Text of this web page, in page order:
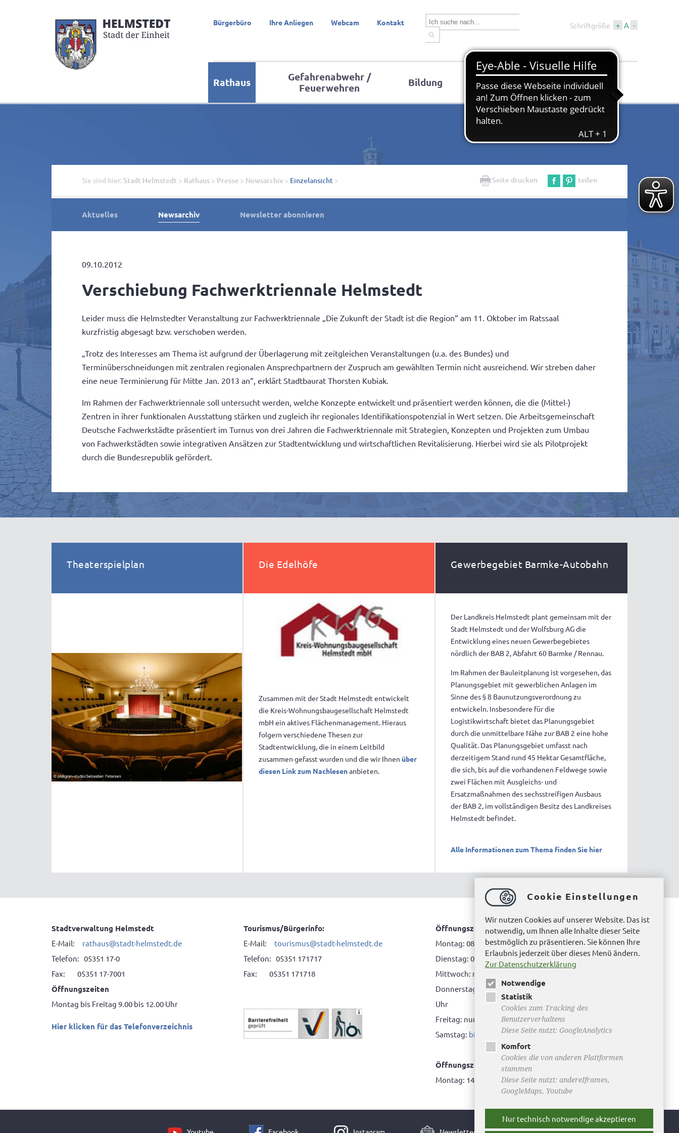
Bürgerbüro Ihre Anliegen Webcam Kontakt Schriftgröße + A -
Rathaus
Gefahrenabwehr /
Feuerwehren
Bildung
Wirtschaft &
Bauen
Tourismus &
Kultur
Sie sind hier: Stadt Helmstedt > Rathaus > Presse > Newsarchiv > Einzelansicht > Seite drucken teilen
Aktuelles Newsarchiv Newsletter abonnieren
09.10.2012
Verschiebung Fachwerktriennale Helmstedt
Leider muss die Helmstedter Veranstaltung zur Fachwerktriennale „Die Zukunft der Stadt ist die Region“ am 11. Oktober im Ratssaal
kurzfristig abgesagt bzw. verschoben werden.
„Trotz des Interesses am Thema ist aufgrund der Überlagerung mit zeitgleichen Veranstaltungen (u.a. des Bundes) und
Terminüberschneidungen mit zentralen regionalen Ansprechpartnern der Zuspruch am gewählten Termin nicht ausreichend. Wir streben daher
eine neue Terminierung für Mitte Jan. 2013 an“, erklärt Stadtbaurat Thorsten Kubiak.
Im Rahmen der Fachwerktriennale soll untersucht werden, welche Konzepte entwickelt und präsentiert werden können, die die (Mittel-)
Zentren in ihrer funktionalen Ausstattung stärken und zugleich ihr regionales Identifikationspotenzial in Wert setzen. Die Arbeitsgemeinschaft
Deutsche Fachwerkstädte präsentiert im Turnus von drei Jahren die Fachwerktriennale mit Strategien, Konzepten und Projekten zum Umbau
von Fachwerkstädten sowie integrativen Ansätzen zur Stadtentwicklung und wirtschaftlichen Revitalisierung. Hierbei wird sie als Pilotprojekt
durch die Bundesrepublik gefördert.
Theaterspielplan Die Edelhöfe
Zusammen mit der Stadt Helmstedt entwickelt
die Kreis-Wohnungsbaugesellschaft Helmstedt
mbH ein aktives Flächenmanagement. Hieraus
folgern verschiedene Thesen zur
Stadtentwicklung, die in einem Leitbild
zusammen gefasst wurden und die wir Ihnen über
diesen Link zum Nachlesenanbieten.
Gewerbegebiet Barmke-Autobahn
Der Landkreis Helmstedt plant gemeinsam mit der
Stadt Helmstedt und der Wolfsburg AG die
Entwicklung eines neuen Gewerbegebietes
nördlich der BAB 2, Abfahrt 60 Barmke / Rennau.
Im Rahmen der Bauleitplanung ist vorgesehen, das
Planungsgebiet mit gewerblichen Anlagen im
Sinne des § 8 Baunutzungsverordnung zu
entwickeln. Insbesondere für die
Logistikwirtschaft bietet das Planungsgebiet
durch die unmittelbare Nähe zur BAB 2 eine hohe
Qualität. Das Planungsgebiet umfasst nach
derzeitigem Stand rund 45 Hektar Gesamtfläche,
die sich, bis auf die vorhandenen Feldwege sowie
zwei Flächen mit Ausgleichs- und
Ersatzmaßnahmen des sechsstreifigen Ausbaus
der BAB 2, im vollständigen Besitz des Landkreises
Helmstedt befindet.
Alle Informationen zum Thema finden Sie hier
Stadtverwaltung Helmstedt
E-Mail: rathaus@stadt-helmstedt.de
Telefon: 05351 17-0
Fax: 05351 17-7001
Öffnungszeiten
Montag bis Freitag 9.00 bis 12.00 Uhr
Hier klicken für das Telefonverzeichnis
Tourismus/Bürgerinfo:
E-Mail: tourismus@stadt-helmstedt.de
Telefon: 05351 171717
Fax: 05351 171718
Öffnungszeiten Bürgerbüro Helmstedt
Montag: 08.00 bis 12.00 Uhr
Dienstag: 08.00 bis 12.00 Uhr & 15.00 Uhr bis 17.00 Uhr
Mittwoch: nur nach Terminvereinbarung
Donnerstag: 08.00 bis 12.00 Uhr & 14.00 Uhr bis 16.00
Uhr
Freitag: nur nach Terminvereinbarung
Samstag: bitte hier klicken
Öffnungszeiten Bürgerbüro Büddenstedt
Montag: 14:00 bis 16:00 Uhr
Cookie Einstellungen
Wir nutzen Cookies auf unserer Website. Das ist
notwendig, um Ihnen alle Inhalte dieser Seite
bestmöglich zu präsentieren. Sie können Ihre
Erlaubnis jederzeit über dieses Menü ändern.
Zur Datenschutzerklärung
Notwendige
Statistik
Cookies zum Tracking des
Benutzerverhaltens
Diese Seite nutzt: GoogleAnalytics
Komfort
Cookies die von anderen Plattformen
stammen
Diese Seite nutzt: andereIframes,
GoogleMaps, Youtube
Nur technisch notwendige akzeptieren